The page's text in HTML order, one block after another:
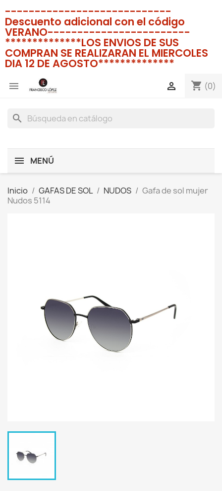
----------------------------
Descuento adicional con el código
VERANO------------------------
**************LOS ENVIOS DE SUS
COMPRAN SE REALIZARAN EL MIERCOLES
DIA 12 DE AGOSTO**************
 shopping_cart (0)

search
MENÚ
Inicio GAFAS DE SOL NUDOS
Gafa de sol mujer
Nudos 5114